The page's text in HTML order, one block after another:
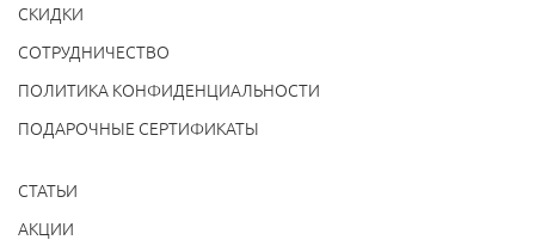
CКИДКИ
СОТРУДНИЧЕСТВО
ПОЛИТИКА КОНФИДЕНЦИАЛЬНОСТИ
ПОДАРОЧНЫЕ СЕРТИФИКАТЫ
СТАТЬИ
АКЦИИ